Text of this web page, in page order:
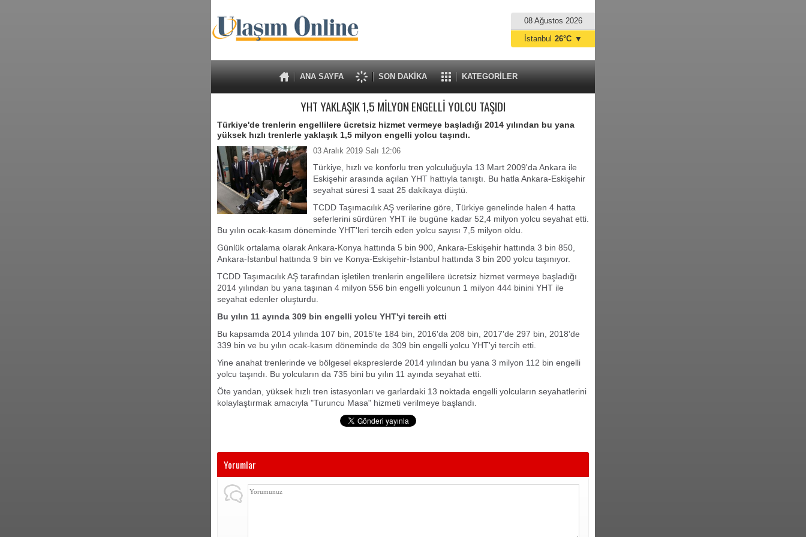
08 Ağustos 2026
ANA SAYFA SON DAKİKA KATEGORİLER
İstanbul 26°C ▼
YHT YAKLAŞIK 1,5 MİLYON ENGELLİ YOLCU TAŞIDI
Türkiye'de trenlerin engellilere ücretsiz hizmet vermeye başladığı 2014 yılından bu yana
yüksek hızlı trenlerle yaklaşık 1,5 milyon engelli yolcu taşındı.
03 Aralık 2019 Salı 12:06
Türkiye, hızlı ve konforlu tren yolculuğuyla 13 Mart 2009'da Ankara ile
Eskişehir arasında açılan YHT hattıyla tanıştı. Bu hatla Ankara-Eskişehir
seyahat süresi 1 saat 25 dakikaya düştü.
TCDD Taşımacılık AŞ verilerine göre, Türkiye genelinde halen 4 hatta
seferlerini sürdüren YHT ile bugüne kadar 52,4 milyon yolcu seyahat etti.
Bu yılın ocak-kasım döneminde YHT'leri tercih eden yolcu sayısı 7,5 milyon oldu.
Günlük ortalama olarak Ankara-Konya hattında 5 bin 900, Ankara-Eskişehir hattında 3 bin 850,
Ankara-İstanbul hattında 9 bin ve Konya-Eskişehir-İstanbul hattında 3 bin 200 yolcu taşınıyor.
TCDD Taşımacılık AŞ tarafından işletilen trenlerin engellilere ücretsiz hizmet vermeye başladığı
2014 yılından bu yana taşınan 4 milyon 556 bin engelli yolcunun 1 milyon 444 binini YHT ile
seyahat edenler oluşturdu.
Bu yılın 11 ayında 309 bin engelli yolcu YHT'yi tercih etti
Bu kapsamda 2014 yılında 107 bin, 2015'te 184 bin, 2016'da 208 bin, 2017'de 297 bin, 2018'de
339 bin ve bu yılın ocak-kasım döneminde de 309 bin engelli yolcu YHT'yi tercih etti.
Yine anahat trenlerinde ve bölgesel ekspreslerde 2014 yılından bu yana 3 milyon 112 bin engelli
yolcu taşındı. Bu yolcuların da 735 bini bu yılın 11 ayında seyahat etti.
Öte yandan, yüksek hızlı tren istasyonları ve garlardaki 13 noktada engelli yolcuların seyahatlerini
kolaylaştırmak amacıyla "Turuncu Masa" hizmeti verilmeye başlandı.
Yorumlar